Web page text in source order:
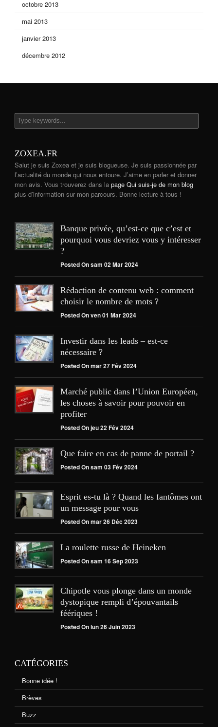
octobre 2013
mai 2013
janvier 2013
décembre 2012
ZOXEA.FR
Salut je suis Zoxea et je suis blogueuse. Je suis passionnée par
l’actualité du monde qui nous entoure. J’aime en parler et donner
mon avis. Vous trouverez dans la page Qui suis-je de mon blog
plus d’information sur mon parcours. Bonne lecture à tous !
Banque privée, qu’est-ce que c’est et
pourquoi vous devriez vous y intéresser
?
Posted On sam 02 Mar 2024
Rédaction de contenu web : comment
choisir le nombre de mots ?
Posted On ven 01 Mar 2024
Investir dans les leads – est-ce
nécessaire ?
Posted On mar 27 Fév 2024
Marché public dans l’Union Européen,
les choses à savoir pour pouvoir en
profiter
Posted On jeu 22 Fév 2024
Que faire en cas de panne de portail ?
Posted On sam 03 Fév 2024
Esprit es-tu là ? Quand les fantômes ont
un message pour vous
Posted On mar 26 Déc 2023
La roulette russe de Heineken
Posted On sam 16 Sep 2023
Chipotle vous plonge dans un monde
dystopique rempli d’épouvantails
féériques !
Posted On lun 26 Juin 2023
CATÉGORIES
Bonne idée !
Brèves
Buzz